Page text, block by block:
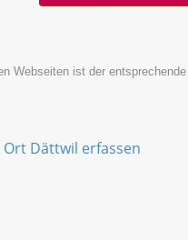
Webseiten ist der
Ort Dättwil erfassen